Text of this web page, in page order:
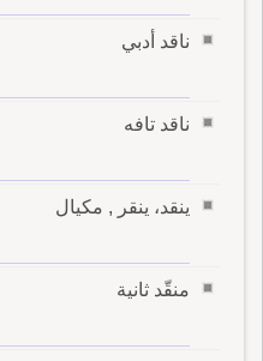
ناقد أدبي
ناقد تافه
ينقد، ينقر , مكيال
منقّد ثانية